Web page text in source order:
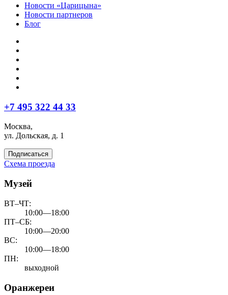
Новости «Царицына»
Новости партнеров
Блог
+7 495 322 44 33
Москва,
ул. Дольская, д. 1
Подписаться
Схема проезда
Музей
ВТ–ЧТ:
10:00—18:00
ПТ–СБ:
10:00—20:00
ВС:
10:00—18:00
ПН:
выходной
Оранжереи